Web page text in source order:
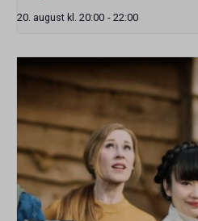
20. august kl. 20:00 - 22:00